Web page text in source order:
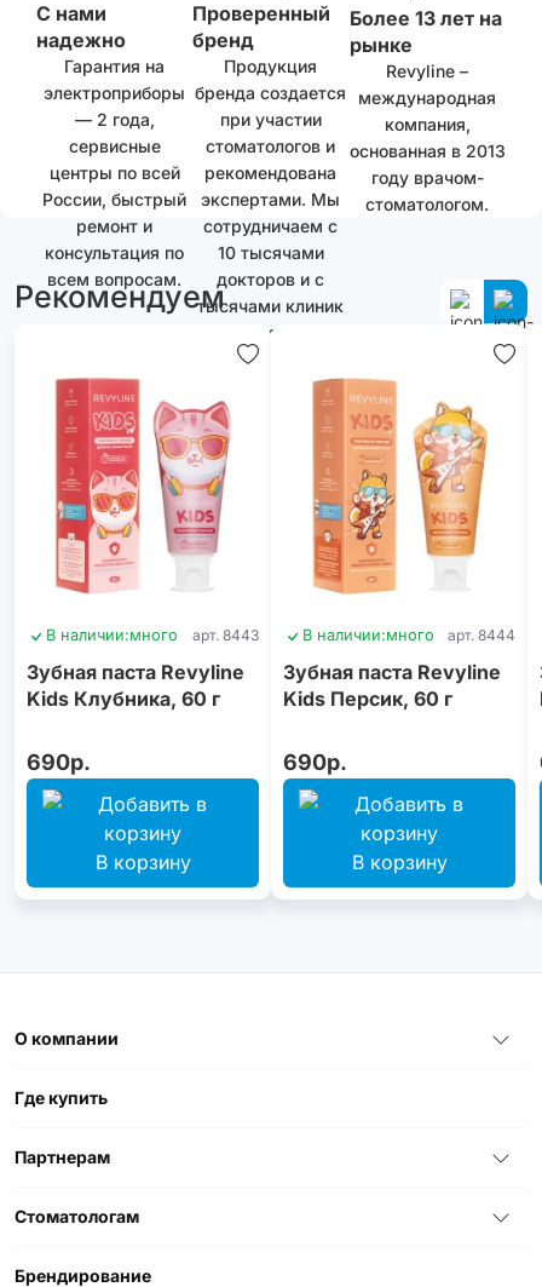
С нами
надежно
Гарантия на
электроприборы
— 2 года,
сервисные
центры по всей
России, быстрый
ремонт и
консультация по
всем вопросам.
Проверенный
бренд
Продукция
бренда создается
при участии
стоматологов и
рекомендована
экспертами. Мы
сотрудничаем с
10 тысячами
докторов и с
тысячами клиник
как в России, так
и за ее
пределами.
Более 13 лет на
рынке
Revyline –
международная
компания,
основанная в 2013
году врачом-
стоматологом.
Рекомендуем
В наличии:много арт. 8443
Зубная паста Revyline
Kids Клубника, 60 г
690р.
В корзину
В наличии:много арт. 8444
Зубная паста Revyline
Kids Персик, 60 г
690р.
В корзину
О компании
Где купить
Партнерам
Стоматологам
Брендирование